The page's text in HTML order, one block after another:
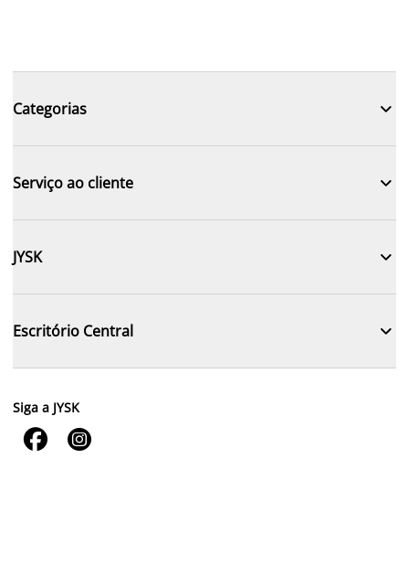
Categorias 
Serviço ao cliente 
JYSK 
Escritório Central 
Siga a JYSK
 